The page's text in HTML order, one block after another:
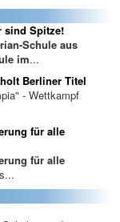
sind Spitze!
Schule aus
im...
Berliner Titel
- Wettkampf
für alle
für alle